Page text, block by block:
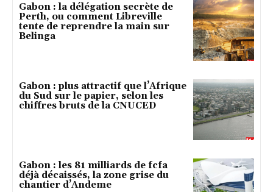
Gabon : la délégation secrète de
Perth, ou comment Libreville
tente de reprendre la main sur
Belinga
Gabon : plus attractif que l’Afrique
du Sud sur le papier, selon les
chiffres bruts de la CNUCED
Gabon : les 81 milliards de fcfa
déjà décaissés, la zone grise du
chantier d’Andeme